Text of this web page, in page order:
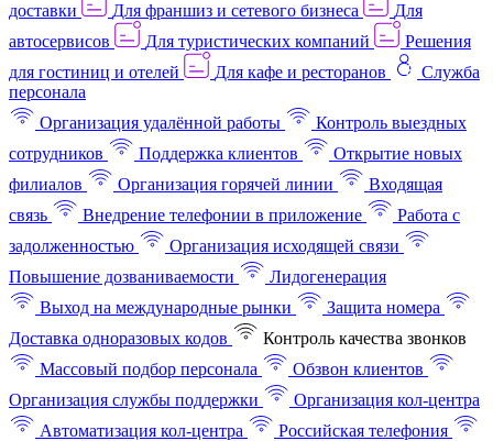
доставки
Для франшиз и сетевого бизнеса
Для
автосервисов
Для туристических компаний
Решения
для гостиниц и отелей
Для кафе и ресторанов
Служба
персонала
Организация удалённой работы
Контроль выездных
сотрудников
Поддержка клиентов
Открытие новых
филиалов
Организация горячей линии
Входящая
связь
Внедрение телефонии в приложение
Работа с
задолженностью
Организация исходящей связи
Повышение дозваниваемости
Лидогенерация
Выход на международные рынки
Защита номера
Доставка одноразовых кодов
Контроль качества звонков
Массовый подбор персонала
Обзвон клиентов
Организация службы поддержки
Организация кол-центра
Автоматизация кол-центра
Российская телефония